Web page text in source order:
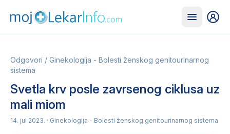
Odgovori / Ginekologija - Bolesti ženskog genitourinarnog
sistema
Svetla krv posle zavrsenog ciklusa uz
mali miom
14. jul 2023. · Ginekologija - Bolesti ženskog genitourinarnog sistema